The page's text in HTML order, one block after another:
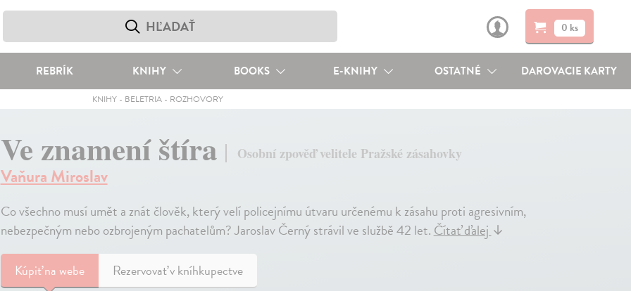
0 ks
REBRÍK KNIHY BOOKS E-KNIHY OSTATNÉ DAROVACIE KARTY
KNIHY- BELETRIA- ROZHOVORY
Ve znamení štíra Osobní zpověď velitele Pražské zásahovky
Vaňura Miroslav
Co všechno musí umět a znát člověk, který velí policejnímu útvaru určenému k zásahu proti agresivním,
nebezpečným nebo ozbrojeným pachatelům? Jaroslav Černý strávil ve službě 42 let.Čítať ďalej↓
Kúpiťna webe Rezervovať v kníhkupectve